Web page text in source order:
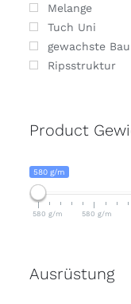
Melange
Tuch Uni
gewachste Baumwolle
Ripsstruktur
Product
580 g/m
580 g/m 580 g/m
Ausrüstung